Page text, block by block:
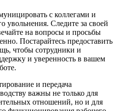
с коллегами и
увольнения. Следите за своей
на вопросы и просьбы
Постарайтесь предоставить
чтобы сотрудники и
и уверенность в вашем
и передача
важны не только для
отношений, но и для